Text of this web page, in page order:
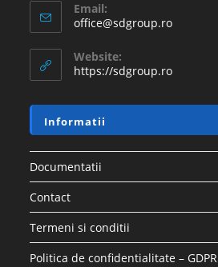
Email:
office@sdgroup.ro
Website:
https://sdgroup.ro
Informatii
Documentatii
Contact
Termeni si conditii
Politica de confidentialitate – GDPR